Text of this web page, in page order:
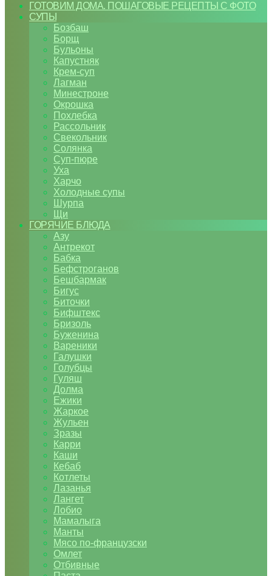
ГОТОВИМ ДОМА. ПОШАГОВЫЕ РЕЦЕПТЫ С ФОТО
СУПЫ
Бозбаш
Борщ
Бульоны
Капустняк
Крем-суп
Лагман
Минестроне
Окрошка
Похлебка
Рассольник
Свекольник
Солянка
Суп-пюре
Уха
Харчо
Холодные супы
Шурпа
Щи
ГОРЯЧИЕ БЛЮДА
Азу
Антрекот
Бабка
Бефстроганов
Бешбармак
Бигус
Биточки
Бифштекс
Бризоль
Буженина
Вареники
Галушки
Голубцы
Гуляш
Долма
Ежики
Жаркое
Жульен
Зразы
Карри
Каши
Кебаб
Котлеты
Лазанья
Лангет
Лобио
Мамалыга
Манты
Мясо по-французски
Омлет
Отбивные